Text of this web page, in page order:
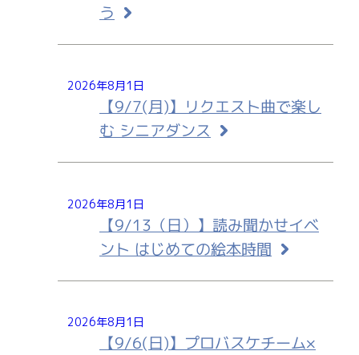
う
2026年8月1日
【9/7(月)】リクエスト曲で楽し
む シニアダンス
2026年8月1日
【9/13（日）】読み聞かせイベ
ント はじめての絵本時間
2026年8月1日
【9/6(日)】プロバスケチーム×